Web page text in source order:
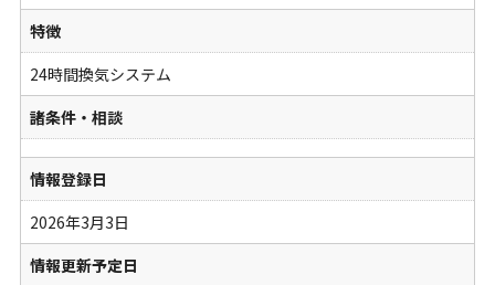
特徴
24時間換気システム
諸条件・相談
情報登録日
2026年3月3日
情報更新予定日